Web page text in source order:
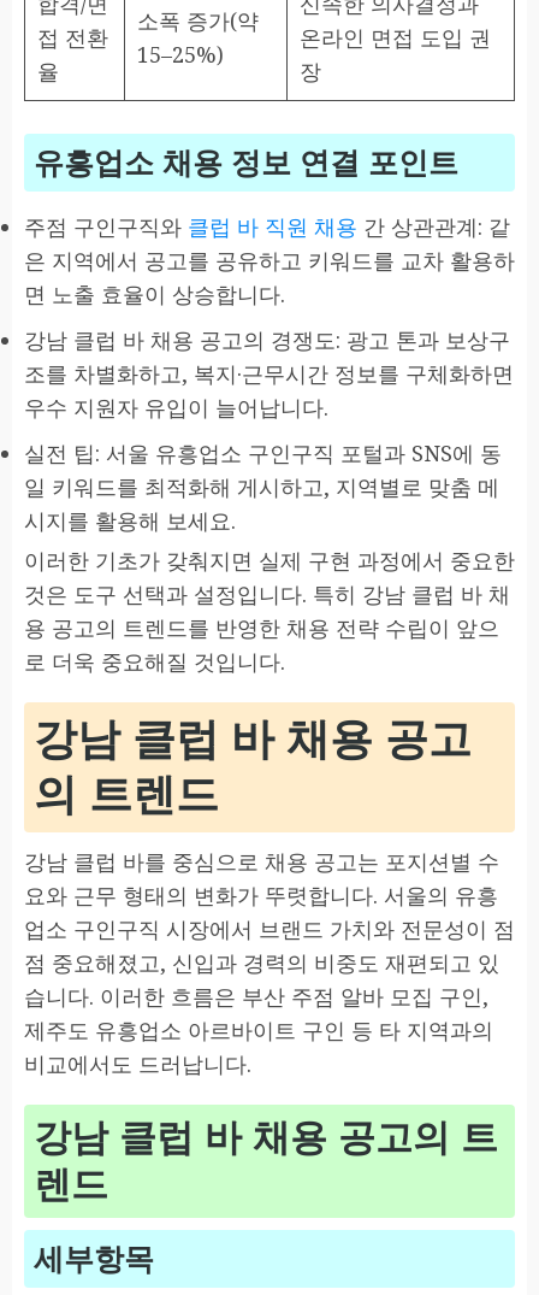
접 전환
율
소폭 증가(약
15–25%)
온라인 면접 도입 권
장
유흥업소 채용 정보 연결 포인트
주점 구인구직와 클럽 바 직원 채용 간 상관관계: 같
은 지역에서 공고를 공유하고 키워드를 교차 활용하
면 노출 효율이 상승합니다.
강남 클럽 바 채용 공고의 경쟁도: 광고 톤과 보상구
조를 차별화하고, 복지·근무시간 정보를 구체화하면
우수 지원자 유입이 늘어납니다.
실전 팁: 서울 유흥업소 구인구직 포털과 SNS에 동
일 키워드를 최적화해 게시하고, 지역별로 맞춤 메
시지를 활용해 보세요.
이러한 기초가 갖춰지면 실제 구현 과정에서 중요한
것은 도구 선택과 설정입니다. 특히 강남 클럽 바 채
용 공고의 트렌드를 반영한 채용 전략 수립이 앞으
로 더욱 중요해질 것입니다.
강남 클럽 바 채용 공고
의 트렌드
강남 클럽 바를 중심으로 채용 공고는 포지션별 수
요와 근무 형태의 변화가 뚜렷합니다. 서울의 유흥
업소 구인구직 시장에서 브랜드 가치와 전문성이 점
점 중요해졌고, 신입과 경력의 비중도 재편되고 있
습니다. 이러한 흐름은 부산 주점 알바 모집 구인,
제주도 유흥업소 아르바이트 구인 등 타 지역과의
비교에서도 드러납니다.
강남 클럽 바 채용 공고의 트
렌드
세부항목